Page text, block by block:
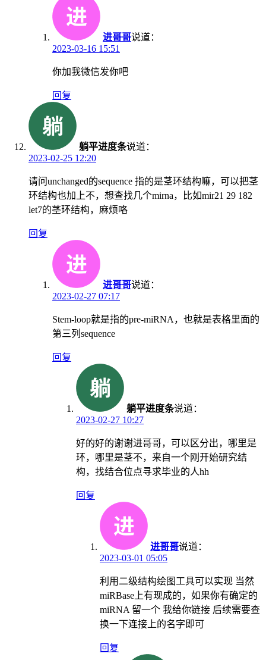
进哥哥说道：
2023-03-16 15:51
你加我微信发你吧
回复
躺平进度条说道：
2023-02-25 12:20
请问unchanged的sequence 指的是茎环结构嘛，可以把茎
环结构也加上不，想查找几个mirna，比如mir21 29 182
let7的茎环结构，麻烦咯
回复
进哥哥说道：
2023-02-27 07:17
Stem-loop就是指的pre-miRNA，也就是表格里面的
第三列sequence
回复
躺平进度条说道：
2023-02-27 10:27
好的好的谢谢进哥哥，可以区分出，哪里是
环，哪里是茎不，来自一个刚开始研究结
构，找结合位点寻求毕业的人hh
回复
进哥哥说道：
2023-03-01 05:05
利用二级结构绘图工具可以实现 当然
miRBase上有现成的，如果你有确定的
miRNA 留一个 我给你链接 后续需要查
换一下连接上的名字即可
回复